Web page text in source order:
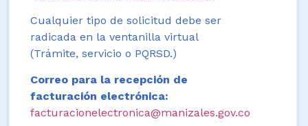
Cualquier tipo de solicitud debe ser
radicada en la ventanilla virtual
(Trámite, servicio o PQRSD.)
Correo para la recepción de
facturación electrónica:
facturacionelectronica@manizales.gov.co